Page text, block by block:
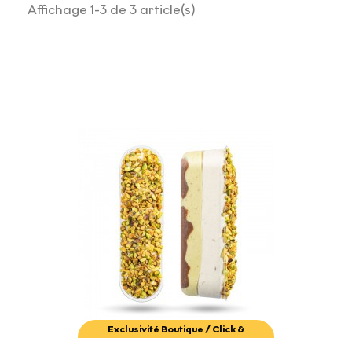
Affichage 1-3 de 3 article(s)
Exclusivité Boutique / Click &